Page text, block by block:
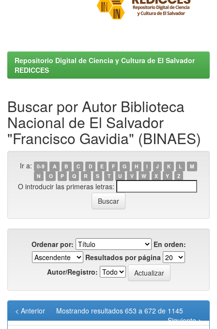
Repositorio Digital de Ciencia y Cultura de El Salvador
REDICCES
Buscar por Autor Biblioteca
Nacional de El Salvador
"Francisco Gavidia" (BINAES)
Ir a: 0-9 A B C D E F G H I J K L
M
N
O P Q R S T U V W X Y Z
O introducir las primeras letras:
Ordenar por:
En orden:
Resultados por página
Autor/Registro:
Mostrando resultados 653 a 672 de 1145
< Anterior
Siguiente >